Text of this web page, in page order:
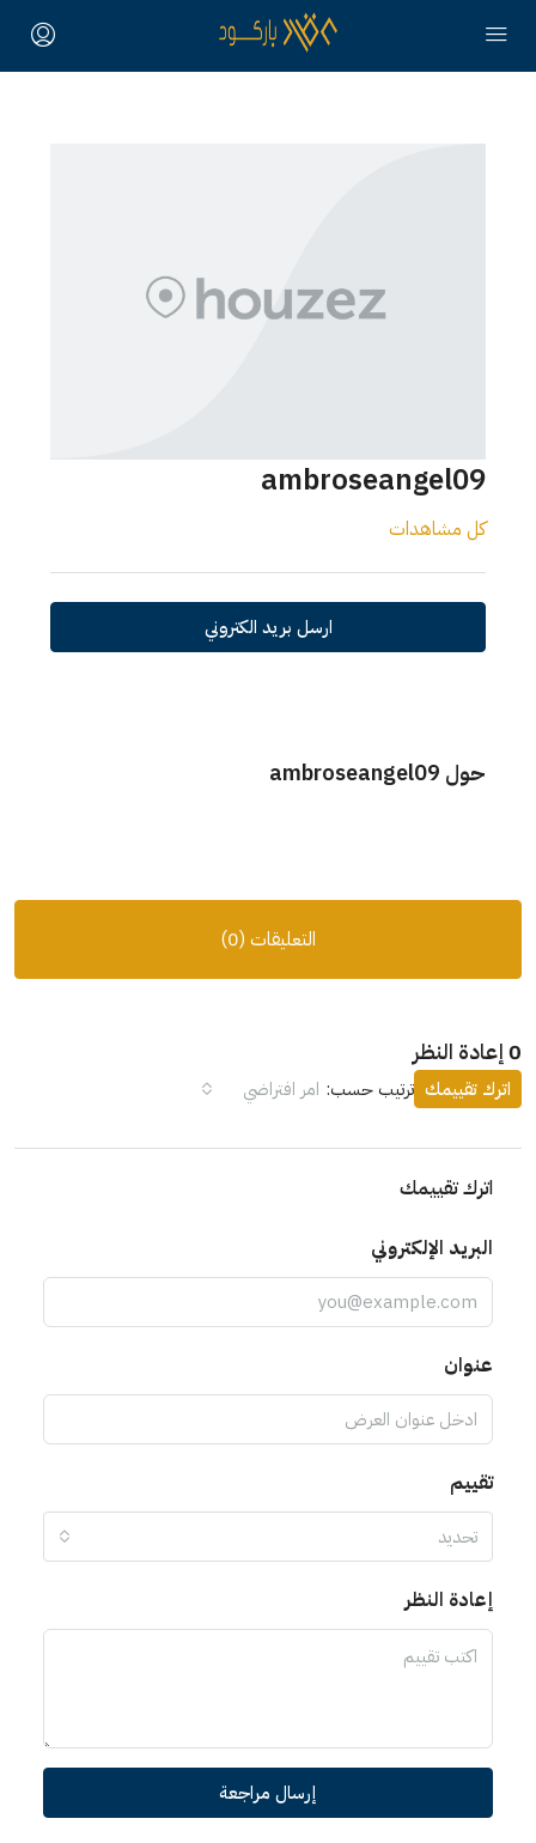
ambroseangel09
كل مشاهدات
ارسل بريد الكتروني
حول ambroseangel09
التعليقات (0)
0 إعادة النظر
ترتيب حسب: امر افتراضي اترك تقييمك
اترك تقييمك
البريد الإلكتروني
عنوان
تقييم
تحديد
إعادة النظر
إرسال مراجعة